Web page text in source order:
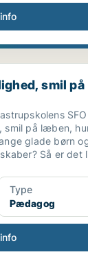
smil på
smil på
på læben,
glade børn
Så er det
Type
Pædagog